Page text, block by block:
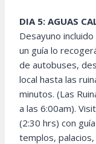
DIA 5: AGUAS
Desayuno
un guía lo
de autobuses,
local hasta las
minutos. (Las
a las 6:00am).
(2:30 hrs) con
templos,